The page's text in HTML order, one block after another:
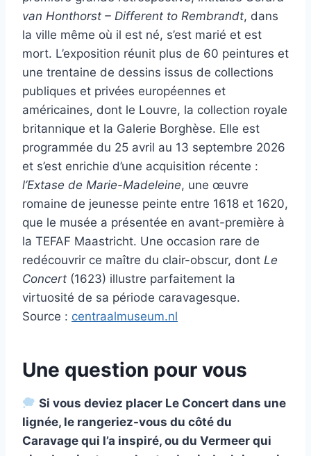
van Honthorst – Different to Rembrandt, dans
la ville même où il est né, s’est marié et est
mort. L’exposition réunit plus de 60 peintures et
une trentaine de dessins issus de collections
publiques et privées européennes et
américaines, dont le Louvre, la collection royale
britannique et la Galerie Borghèse. Elle est
programmée du 25 avril au 13 septembre 2026
et s’est enrichie d’une acquisition récente :
l’Extase de Marie-Madeleine, une œuvre
romaine de jeunesse peinte entre 1618 et 1620,
que le musée a présentée en avant-première à
la TEFAF Maastricht. Une occasion rare de
redécouvrir ce maître du clair-obscur, dont Le
Concert (1623) illustre parfaitement la
virtuosité de sa période caravagesque.
Source : centraalmuseum.nl
Une question pour vous
Si vous deviez placer Le Concert dans une
lignée, le rangeriez-vous du côté du
Caravage qui l’a inspiré, ou du Vermeer qui